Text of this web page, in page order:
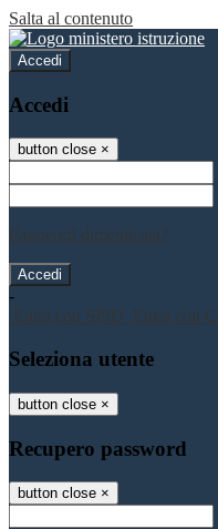
Salta al contenuto
Accedi
Accedi
button close ×
Password dimenticata?
-
Entra con SPID
Entra con
Seleziona utente
button close ×
Recupero password
button close ×